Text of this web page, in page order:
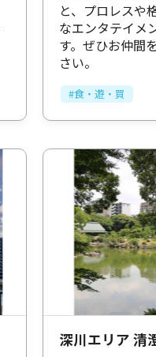
と、プロレスや
なエンタテイメ
す。ぜひお仲間
さい。
#食・遊・買
深川エリア 清